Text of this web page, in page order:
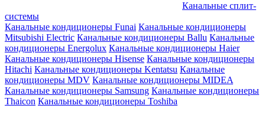
Канальные сплит-
системы
Канальные кондиционеры Funai Канальные кондиционеры
Mitsubishi Electric Канальные кондиционеры Ballu Канальные
кондиционеры Energolux Канальные кондиционеры Haier
Канальные кондиционеры Hisense Канальные кондиционеры
Hitachi Канальные кондиционеры Kentatsu Канальные
кондиционеры MDV Канальные кондиционеры MIDEA
Канальные кондиционеры Samsung Канальные кондиционеры
Thaicon Канальные кондиционеры Toshiba